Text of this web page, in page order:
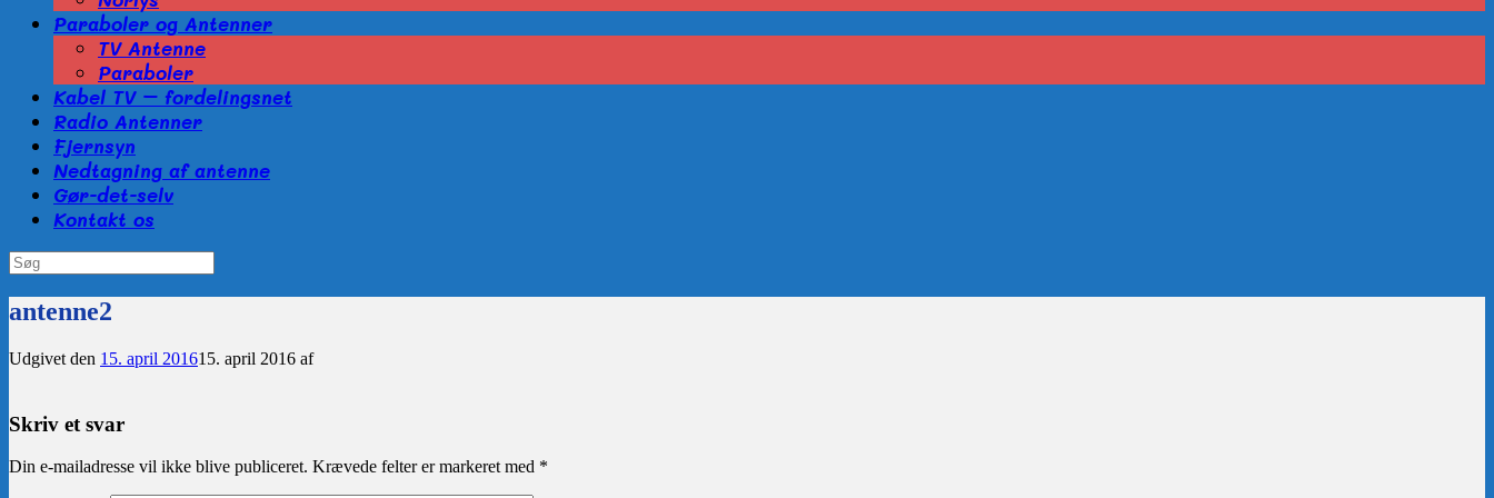
Paraboler og Antenner
TV Antenne
Paraboler
Kabel TV – fordelingsnet
Radio Antenner
Fjernsyn
Nedtagning af antenne
Gør-det-selv
Kontakt os
Søg
antenne2
Udgivet den 15. april 201615. april 2016 af
Skriv et svar
Din e-mailadresse vil ikke blive publiceret. Krævede felter er markeret med *